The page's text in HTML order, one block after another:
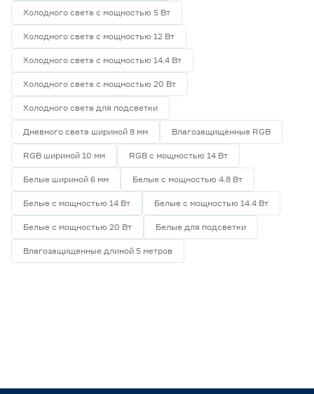
Холодного света с мощностью 5 Вт
Холодного света с мощностью 12 Вт
Холодного света с мощностью 14.4 Вт
Холодного света с мощностью 20 Вт
Холодного света для подсветки
Дневного света шириной 8 мм Влагозащищенные RGB
RGB шириной 10 мм RGB с мощностью 14 Вт
Белые шириной 6 мм Белые с мощностью 4.8 Вт
Белые с мощностью 14 Вт Белые с мощностью 14.4 Вт
Белые с мощностью 20 Вт Белые для подсветки
Влагозащищенные длиной 5 метров